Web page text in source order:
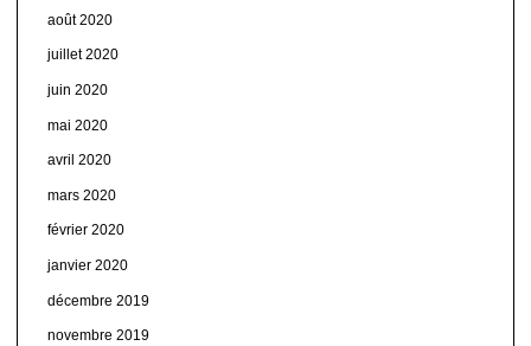
août 2020
juillet 2020
juin 2020
mai 2020
avril 2020
mars 2020
février 2020
janvier 2020
décembre 2019
novembre 2019